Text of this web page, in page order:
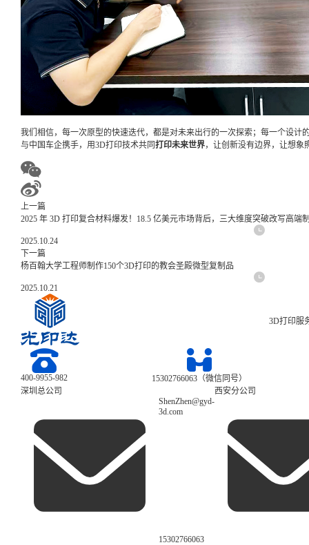
我们相信，每一次原型的快速迭代，都是对未来出行的一次探索；每一个设计
与中国车企携手，用3D打印技术共同打印未来世界，让创新没有边界，让想象
上一篇
2025 年 3D 打印复合材料爆发！18.5 亿美元市场背后，三大维度突破改写高端
2025.10.24
下一篇
杨百翰大学工程师制作150个3D打印的教会圣殿微型复制品
2025.10.21
3D打印服
400-9955-982
15302766063（微信同号）
深圳总公司
ShenZhen@gyd-
3d.com
15302766063
西安分公司